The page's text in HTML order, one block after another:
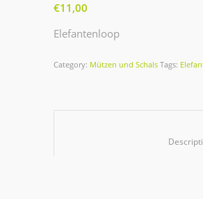
€11,00
Elefantenloop
Category: Mützen und Schals Tags: